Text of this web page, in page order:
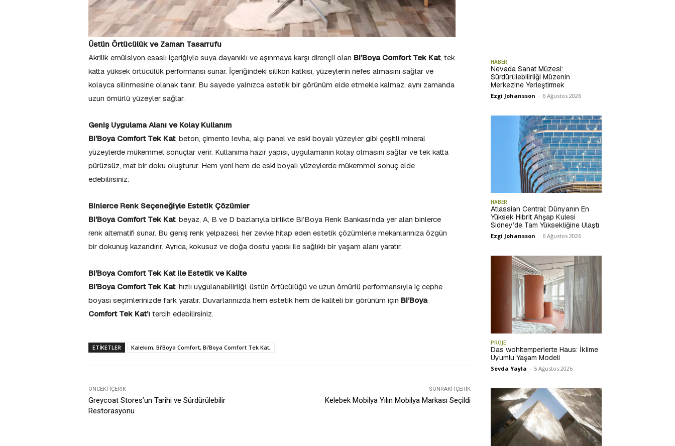
Üstün Örtücülük ve Zaman Tasarrufu
Akrilik emülsiyon esaslı içeriğiyle suya dayanıklı ve aşınmaya karşı dirençli olan Bi’Boya Comfort Tek Kat, tek
katta yüksek örtücülük performansı sunar. İçeriğindeki silikon katkısı, yüzeylerin nefes almasını sağlar ve
kolayca silinmesine olanak tanır. Bu sayede yalnızca estetik bir görünüm elde etmekle kalmaz, aynı zamanda
uzun ömürlü yüzeyler sağlar.
Geniş Uygulama Alanı ve Kolay Kullanım
Bi’Boya Comfort Tek Kat, beton, çimento levha, alçı panel ve eski boyalı yüzeyler gibi çeşitli mineral
yüzeylerde mükemmel sonuçlar verir. Kullanıma hazır yapısı, uygulamanın kolay olmasını sağlar ve tek katta
pürüzsüz, mat bir doku oluşturur. Hem yeni hem de eski boyalı yüzeylerde mükemmel sonuç elde
edebilirsiniz.
Binlerce Renk Seçeneğiyle Estetik Çözümler
Bi’Boya Comfort Tek Kat, beyaz, A, B ve D bazlarıyla birlikte Bi’Boya Renk Bankası’nda yer alan binlerce
renk alternatifi sunar. Bu geniş renk yelpazesi, her zevke hitap eden estetik çözümlerle mekanlarınıza özgün
bir dokunuş kazandırır. Ayrıca, kokusuz ve doğa dostu yapısı ile sağlıklı bir yaşam alanı yaratır.
Bi’Boya Comfort Tek Kat ile Estetik ve Kalite
Bi’Boya Comfort Tek Kat, hızlı uygulanabilirliği, üstün örtücülüğü ve uzun ömürlü performansıyla iç cephe
boyası seçimlerinizde fark yaratır. Duvarlarınızda hem estetik hem de kaliteli bir görünüm için Bi’Boya
Comfort Tek Kat’ı tercih edebilirsiniz.
ETIKETLER Kalekim, Bi’Boya Comfort, Bi’Boya Comfort Tek Kat,
ÖNCEKI İÇERIK
Greycoat Stores’un Tarihi ve Sürdürülebilir
Restorasyonu
SONRAKI İÇERIK
Kelebek Mobilya Yılın Mobilya Markası Seçildi
HABER
Nevada Sanat Müzesi:
Sürdürülebilirliği Müzenin
Merkezine Yerleştirmek
Ezgi Johansson - 6 Ağustos 2026
HABER
Atlassian Central: Dünyanın En
Yüksek Hibrit Ahşap Kulesi
Sidney’de Tam Yüksekliğine Ulaştı
Ezgi Johansson - 6 Ağustos 2026
PROJE
Das wohltemperierte Haus: İklime
Uyumlu Yaşam Modeli
Sevda Yayla - 5 Ağustos 2026